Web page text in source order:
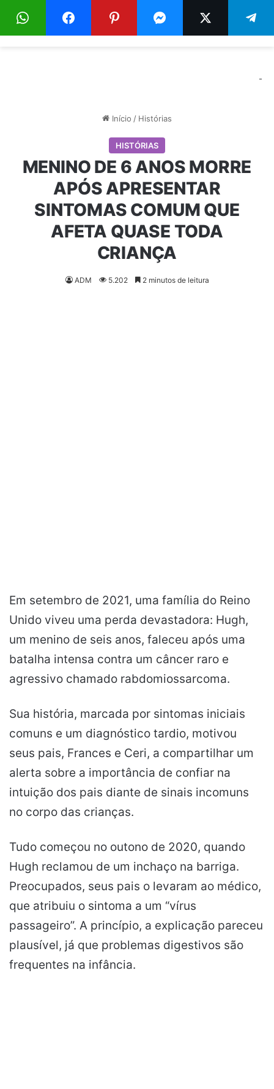
Menu
-
Início / Histórias
HISTÓRIAS
MENINO DE 6 ANOS MORRE
APÓS APRESENTAR
SINTOMAS COMUM QUE
AFETA QUASE TODA
CRIANÇA
ADM 5.202 2 minutos de leitura
Em setembro de 2021, uma família do Reino
Unido viveu uma perda devastadora: Hugh,
um menino de seis anos, faleceu após uma
batalha intensa contra um câncer raro e
agressivo chamado rabdomiossarcoma.
Sua história, marcada por sintomas iniciais
comuns e um diagnóstico tardio, motivou
seus pais, Frances e Ceri, a compartilhar um
alerta sobre a importância de confiar na
intuição dos pais diante de sinais incomuns
no corpo das crianças.
Tudo começou no outono de 2020, quando
Hugh reclamou de um inchaço na barriga.
Preocupados, seus pais o levaram ao médico,
que atribuiu o sintoma a um “vírus
passageiro”. A princípio, a explicação pareceu
plausível, já que problemas digestivos são
frequentes na infância.